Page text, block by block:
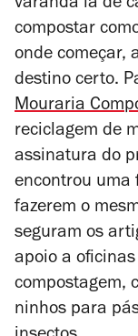
varanda lá de
compostar
onde começar,
destino certo.
Mouraria
reciclagem de
assinatura do
encontrou uma
fazerem o
seguram os
apoio a
compostagem,
ninhos para